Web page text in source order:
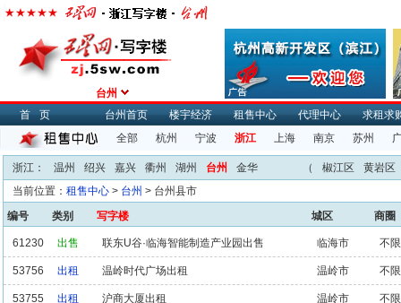
台州
首页
台州首页 楼宇经济 租售中心 代理中心
求租求
全部
杭州 宁波 浙江 上海 南京 苏州
浙江： 温州 绍兴 嘉兴 衢州 湖州 台州 金华 （ 椒江区
黄岩区
当前位置： 租售中心 > 台州 > 台州县市
编号
类别 写字楼 城区 商圈
61230 出售 联东U谷·临海智能制造产业园出售 临海市 不限
53756 出租 温岭时代广场出租 温岭市 不限
53755 出租 沪商大厦出租 温岭市 不限